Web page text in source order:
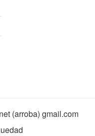
(arroba) gmail.com